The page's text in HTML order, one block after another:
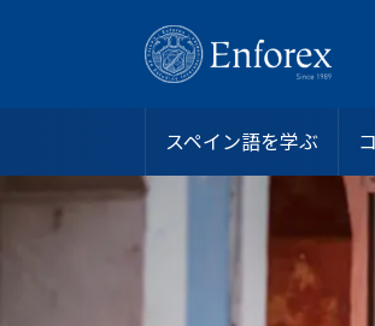
スペイン語を学ぶ
インテンシブコース
ジュニアおよびヤングア
マンツーマンコース
バルセロナビーチ
バルセロナ中心部
ホストファミリー
その他のオプション
なぜEnforexを選ぶのか？